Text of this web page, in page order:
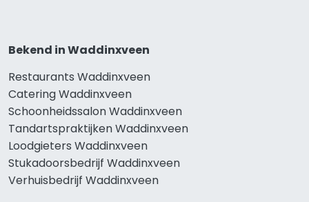
Bekend in Waddinxveen
Restaurants Waddinxveen
Catering Waddinxveen
Schoonheidssalon Waddinxveen
Tandartspraktijken Waddinxveen
Loodgieters Waddinxveen
Stukadoorsbedrijf Waddinxveen
Verhuisbedrijf Waddinxveen